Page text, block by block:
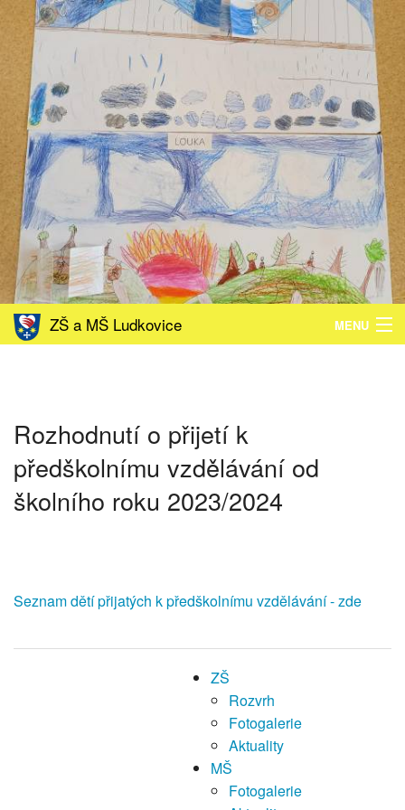
ZŠ a MŠ Ludkovice MENU
ŠJ
Dokumenty
Rozhodnutí o přijetí k
předškolnímu vzdělávání od
školního roku 2023/2024
Seznam dětí přijatých k předškolnímu vzdělávání - zde
ZŠ
Rozvrh
Fotogalerie
Aktuality
MŠ
Fotogalerie